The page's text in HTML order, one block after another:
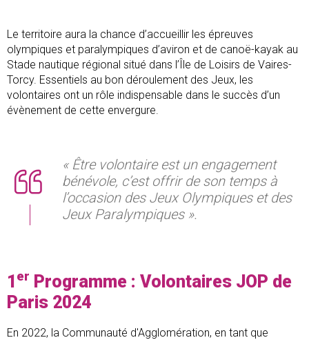
Le territoire aura la chance d’accueillir les épreuves
olympiques et paralympiques d’aviron et de canoë-kayak au
Stade nautique régional situé dans l’Île de Loisirs de Vaires-
Torcy. Essentiels au bon déroulement des Jeux, les
volontaires ont un rôle indispensable dans le succès d’un
évènement de cette envergure.
« Être volontaire est un engagement
bénévole, c’est offrir de son temps à
l’occasion des Jeux Olympiques et des
Jeux Paralympiques ».
1er Programme : Volontaires JOP de
Paris 2024
En 2022, la Communauté d'Agglomération, en tant que